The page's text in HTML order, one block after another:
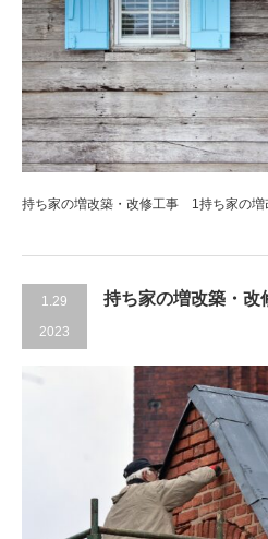
持ち家の増改築・改修工事 1持ち家の
1.29
2023
持ち家の増改築・